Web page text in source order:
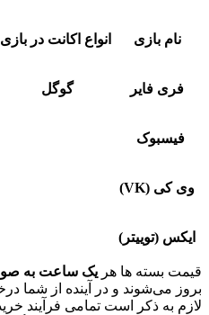
انواع اکانت در بازی
ها هریک ساعت به صورت
و در آینده از شما درخواست
است تمامی فرآیند خرید این